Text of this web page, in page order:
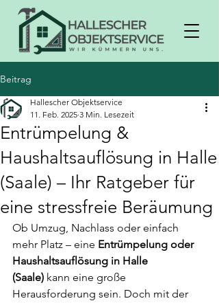
Beitrag
Entrümpelung &
Haushaltsauflösung in Halle
(Saale) – Ihr Ratgeber für
eine stressfreie Beräumung
Hallescher Objektservice
11. Feb. 2025 3 Min. Lesezeit
Ob Umzug, Nachlass oder einfach
mehr Platz – eine Entrümpelung oder
Haushaltsauflösung in Halle
(Saale) kann eine große
Herausforderung sein. Doch mit der